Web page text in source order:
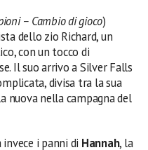
– Cambio di gioco)
dello zio Richard, un
con un tocco di
Il suo arrivo a Silver Falls
divisa tra la sua
nuova nella campagna del
i panni di Hannah, la